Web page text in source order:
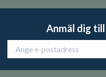
Anmäl dig